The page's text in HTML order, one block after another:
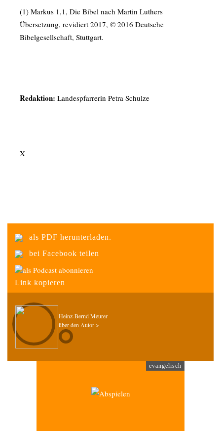
(1) Markus 1,1, Die Bibel nach Martin Luthers
Übersetzung, revidiert 2017, © 2016 Deutsche
Bibelgesellschaft, Stuttgart.
Redaktion: Landespfarrerin Petra Schulze
X
als PDF herunterladen.
bei Facebook teilen
als Podcast abonnieren
Link kopieren
Heinz-Bernd Meurer
über den Autor >
evangelisch